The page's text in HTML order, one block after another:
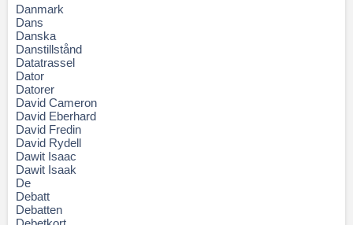
Danmark
Dans
Danska
Danstillstånd
Datatrassel
Dator
Datorer
David Cameron
David Eberhard
David Fredin
David Rydell
Dawit Isaac
Dawit Isaak
De
Debatt
Debatten